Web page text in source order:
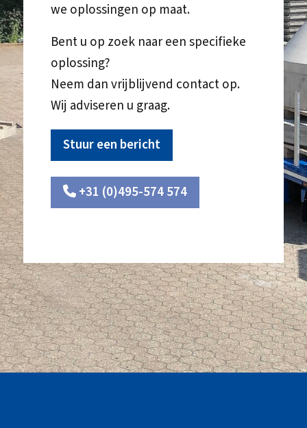
we oplossingen op maat.
Bent u op zoek naar een specifieke
oplossing?
Neem dan vrijblijvend contact op.
Wij adviseren u graag.
Stuur een bericht
+31 (0)495-574 574